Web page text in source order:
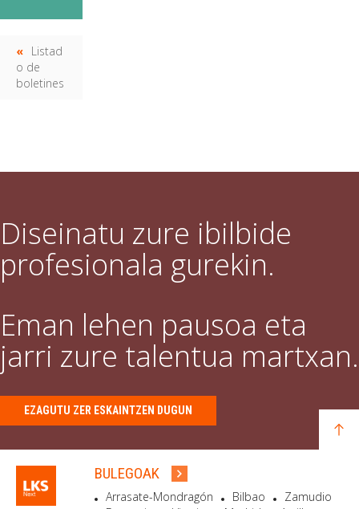
Listad
o de
boletines
Diseinatu zure ibilbide
profesionala gurekin.
Eman lehen pausoa eta
jarri zure talentua martxan.
EZAGUTU ZER ESKAINTZEN DUGUN
BULEGOAK
Arrasate-Mondragón Bilbao
Zamudio